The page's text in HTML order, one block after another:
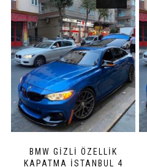
BMW GİZLİ ÖZELLİK
KAPATMA İSTANBUL 4